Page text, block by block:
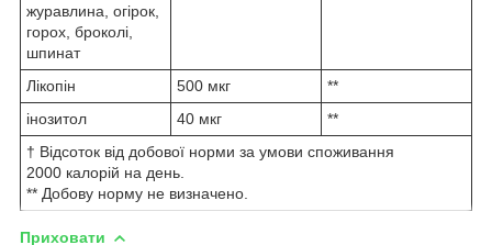
журавлина, огірок,
горох, броколі,
шпинат
Лікопін 500 мкг
**
інозитол
40 мкг
**
† Відсоток від добової норми за умови споживання
2000 калорій на день.
** Добову норму не визначено.
Приховати